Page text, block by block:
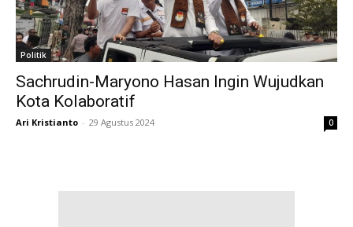
Politik
Sachrudin-Maryono Hasan Ingin Wujudkan
Kota Kolaboratif
Ari Kristianto - 29 Agustus 2024 0